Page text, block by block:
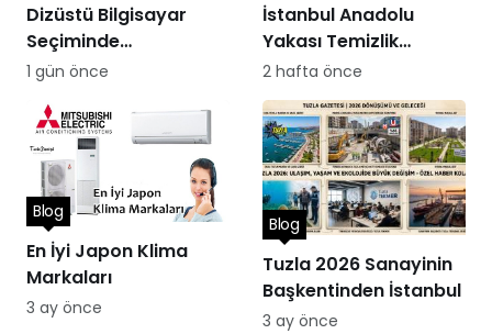
Dizüstü Bilgisayar
Seçiminde
Performans
1 gün önce
İstanbul Anadolu
Yakası Temizlik
Hizmetleri
2 hafta önce
En İyi Japon Klima
Markaları
Blog
3 ay önce
Tuzla 2026 Sanayinin
Başkentinden İstanbul
Blog
3 ay önce